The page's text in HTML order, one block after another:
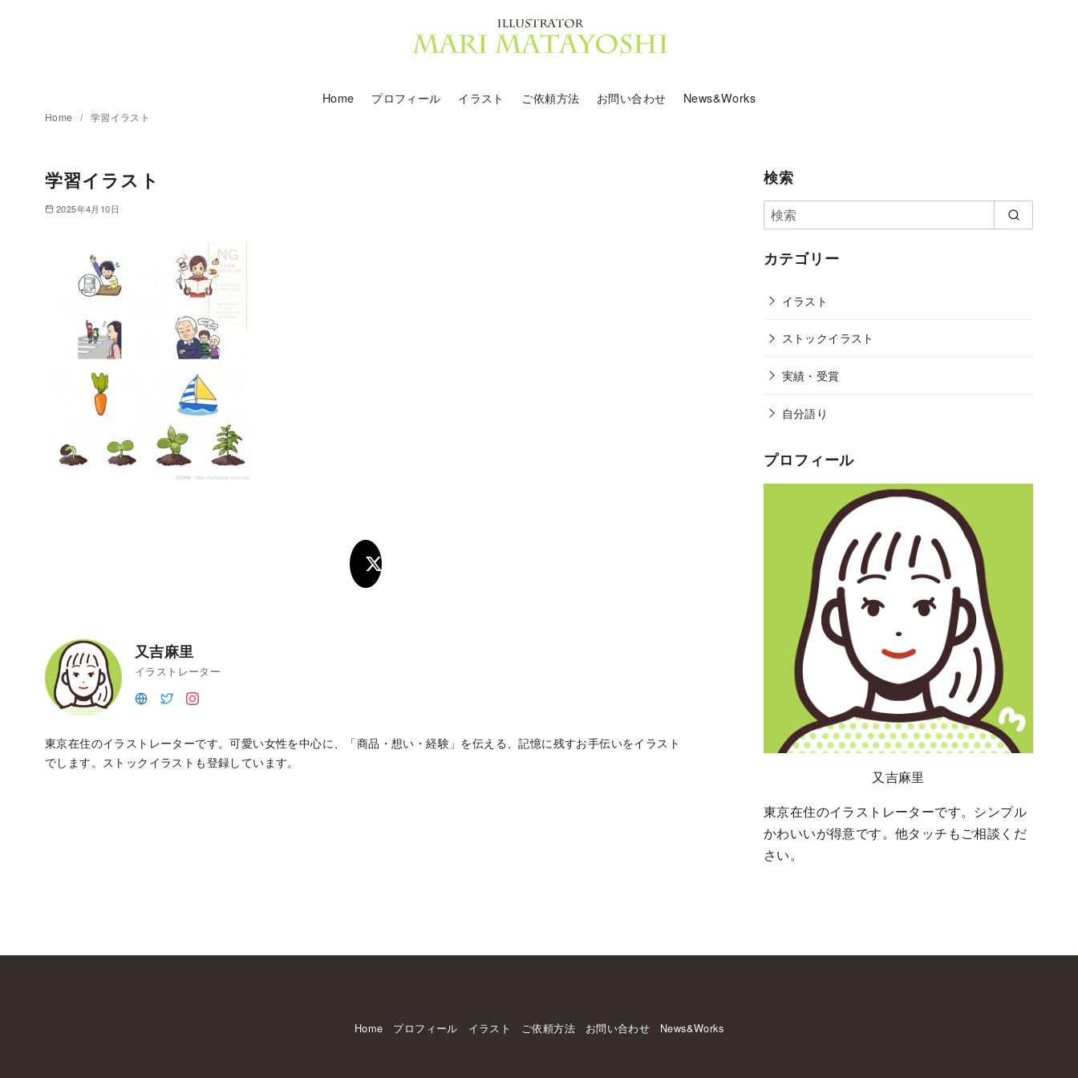
Home プロフィール イラスト ご依頼方法 お問い合わせ News&Works
Home 学習イラスト
学習イラスト
2025年4月10日
又吉麻里
イラストレーター
東京在住のイラストレーターです。可愛い女性を中心に、「商品・想い・経験」を伝える、記憶に残すお手伝いをイラスト
でします。ストックイラストも登録しています。
検索
カテゴリー
イラスト
ストックイラスト
実績・受賞
自分語り
プロフィール
又吉麻里
東京在住のイラストレーターです。シンプル
かわいいが得意です。他タッチもご相談くだ
さい。
Home プロフィール イラスト ご依頼方法 お問い合わせ News&Works